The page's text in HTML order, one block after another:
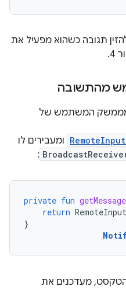
תגובה כשהוא מפעיל את
מהתשובה
המשתמש של
ומעבירים לו
:
private fun
return RemoteInput
}
מעדכנים את